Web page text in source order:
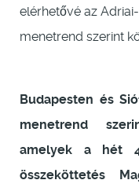
elérhetővé az
menetrend szerint
Budapesten és
menetrend
amelyek a hét 4
összeköttetés